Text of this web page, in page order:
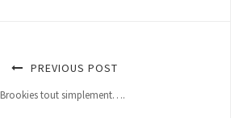
PREVIOUS POST
Brookies tout simplement….